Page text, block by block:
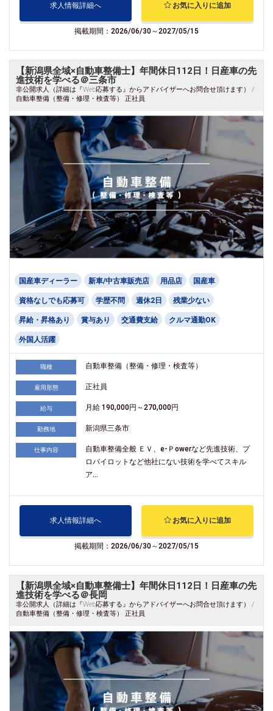
求人情報詳細へ お気に入りに追加
掲載期間：2026/06/30～2027/05/15
【新潟県全域×自動車整備士】年間休日112日！日産車の先
進技術を学べる＠三条市
非公開求人（詳細は『Web応募する』からアドバイザーへお問合せ頂けます） /
自動車整備（整備・修理・検査等） 正社員
国産車ディーラー 新車/中古車販売店 用品店 国産車
資格なしでも応募可 学歴不問 週休2日 残業少ない
昇給・昇格あり 賞与あり 交通費支給 クルマ通勤OK
外国人活躍
職種 自動車整備（整備・修理・検査等）
雇用形態 正社員
給与 月給 190,000円～270,000円
勤務地 新潟県三条市
仕事内容
自動車整備全般 ＥＶ、e-Ｐowerなど先進技術、プ
ロパイロットなど他社にない技術を学べてスキル
ア...
求人情報詳細へ お気に入りに追加
掲載期間：2026/06/30～2027/05/15
【新潟県全域×自動車整備士】年間休日112日！日産車の先
進技術を学べる＠長岡
非公開求人（詳細は『Web応募する』からアドバイザーへお問合せ頂けます） /
自動車整備（整備・修理・検査等） 正社員